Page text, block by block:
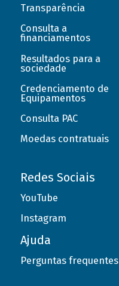
Transparência
Consulta a
financiamentos
Resultados para a
sociedade
Credenciamento de
Equipamentos
Consulta PAC
Moedas contratuais
Redes Sociais
YouTube
Instagram
Ajuda
Perguntas frequentes